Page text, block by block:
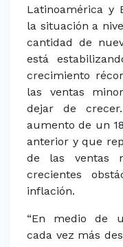
Latinoamérica y
la situación a
cantidad de
está
crecimiento
las ventas
dejar de
aumento de un
anterior y que
de las ventas
crecientes
inflación.
“En medio de
cada vez más